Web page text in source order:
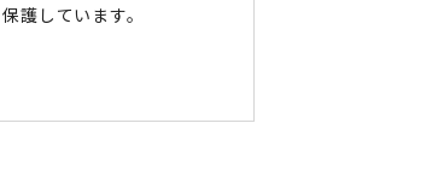
護しています。